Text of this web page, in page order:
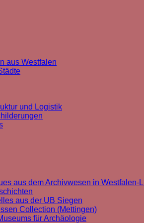
aus Westfalen
und Logistik
aus dem Archivwesen in Westfalen-
aus der UB Siegen
Collection (Mettingen)
für Archäologie